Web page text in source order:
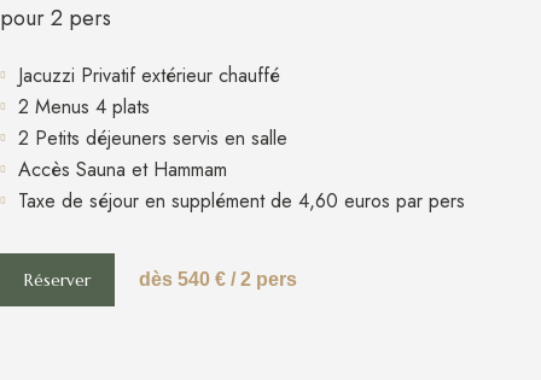
pour 2 pers
Jacuzzi Privatif extérieur chauffé
2 Menus 4 plats
2 Petits déjeuners servis en salle
Accès Sauna et Hammam
Taxe de séjour en supplément de 4,60 euros par pers
Réserver dès 540 € / 2 pers